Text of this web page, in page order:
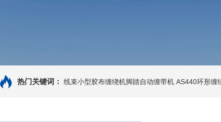
热门关键词： 线束小型胶布缠绕机脚踏自动缠带机 AS440环形缠